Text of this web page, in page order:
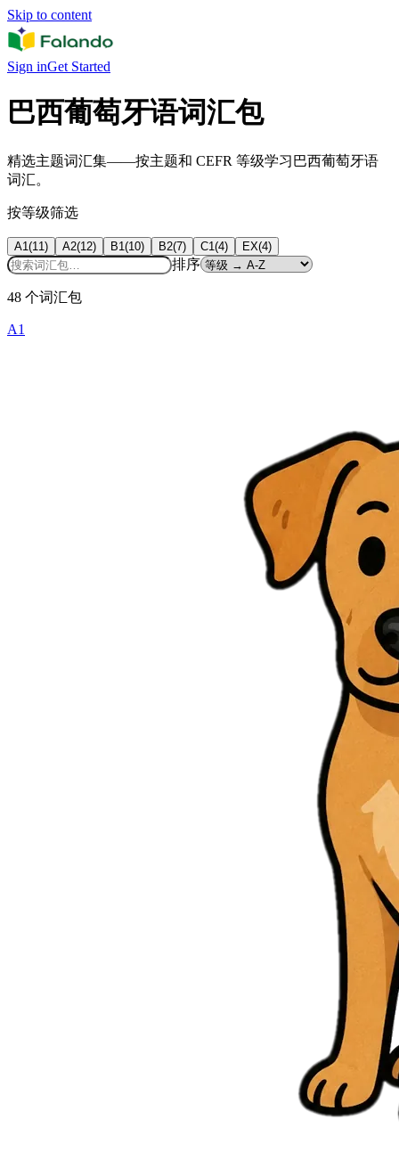
Skip to content
Sign inGet Started
巴西葡萄牙语词汇包
精选主题词汇集——按主题和 CEFR 等级学习巴西葡萄牙语
词汇。
按等级筛选
A1 (11 ) A2(12) B1 (10) B2(7) C1 (4) EX(4)
排序
48 个词汇包
A1